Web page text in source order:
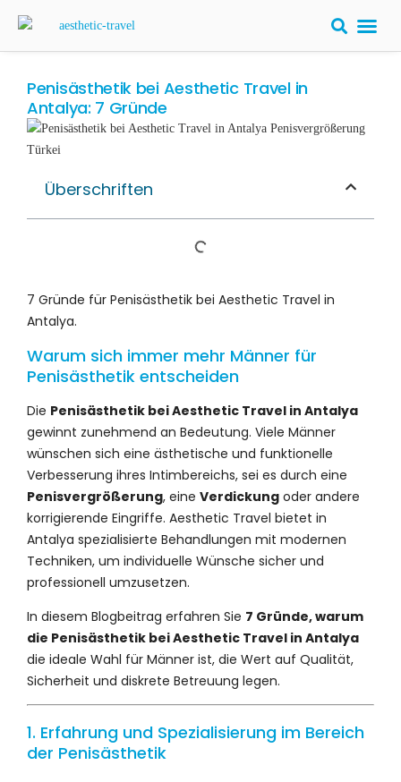
Penisästhetik bei Aesthetic Travel in
Antalya: 7 Gründe
Überschriften
7 Gründe für Penisästhetik bei Aesthetic Travel in
Antalya.
Warum sich immer mehr Männer für
Penisästhetik entscheiden
Die Penisästhetik bei Aesthetic Travel in Antalya
gewinnt zunehmend an Bedeutung. Viele Männer
wünschen sich eine ästhetische und funktionelle
Verbesserung ihres Intimbereichs, sei es durch eine
Penisvergrößerung, eine Verdickung oder andere
korrigierende Eingriffe. Aesthetic Travel bietet in
Antalya spezialisierte Behandlungen mit modernen
Techniken, um individuelle Wünsche sicher und
professionell umzusetzen.
In diesem Blogbeitrag erfahren Sie 7 Gründe, warum
die Penisästhetik bei Aesthetic Travel in Antalya
die ideale Wahl für Männer ist, die Wert auf Qualität,
Sicherheit und diskrete Betreuung legen.
1. Erfahrung und Spezialisierung im Bereich
der Penisästhetik